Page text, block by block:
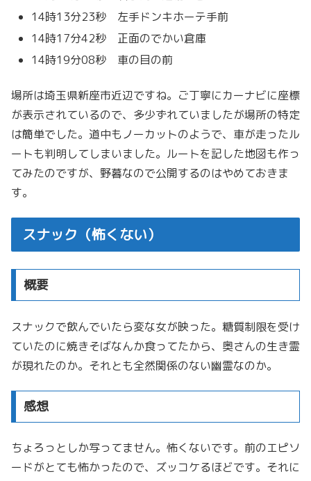
14時13分23秒 左手ドンキホーテ手前
14時17分42秒 正面のでかい倉庫
14時19分08秒 車の目の前
場所は埼玉県新座市近辺ですね。ご丁寧にカーナビに座標
が表示されているので、多少ずれていましたが場所の特定
は簡単でした。道中もノーカットのようで、車が走ったル
ートも判明してしまいました。ルートを記した地図も作っ
てみたのですが、野暮なので公開するのはやめておきま
す。
スナック（怖くない）
概要
スナックで飲んでいたら変な女が映った。糖質制限を受け
ていたのに焼きそばなんか食ってたから、奥さんの生き霊
が現れたのか。それとも全然関係のない幽霊なのか。
感想
ちょろっとしか写ってません。怖くないです。前のエピソ
ードがとても怖かったので、ズッコケるほどです。それに